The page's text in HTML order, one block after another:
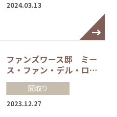
2024.03.13
ファンズワース邸 ミー
ス・ファン・デル・ロ…
間取り
2023.12.27